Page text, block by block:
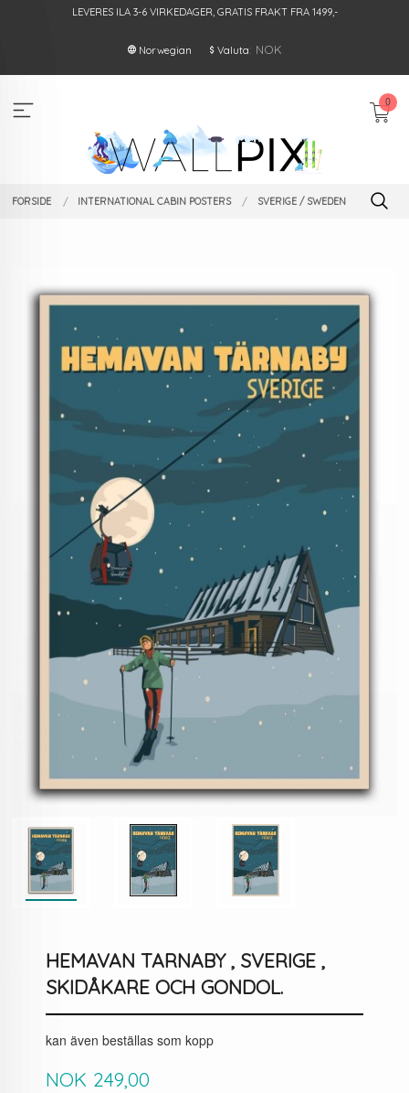
LEVERES ILA 3-6 VIRKEDAGER, GRATIS FRAKT FRA 1499,-
Norwegian Valuta: NOK
0
FORSIDE INTERNATIONAL CABIN POSTERS SVERIGE / SWEDEN
HEMAVAN TARNABY , SVERIGE ,
SKIDÅKARE OCH GONDOL.
kan även beställas som kopp
Pris
NOK 249,00